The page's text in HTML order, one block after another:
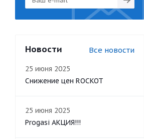
Новости Все новости
25 июня 2025
Снижение цен ROCKOT
25 июня 2025
Progasi АКЦИЯ!!!